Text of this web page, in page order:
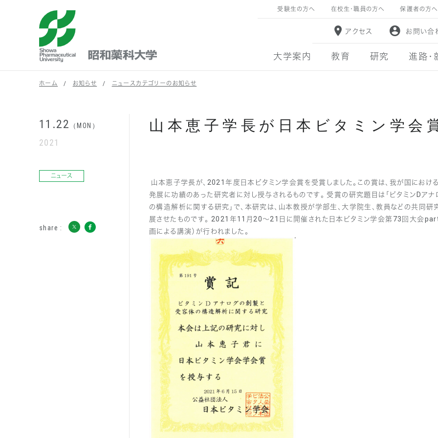
受験生の方へ 在校生・職員の方へ 保護者の方へ
アクセス お問い合
大学案内 教育 研究 進路・
ホーム お知らせ ニュースカテゴリーのお知らせ
11.22 （MON）
2021
ニュース
share :
山本恵子学長が日本ビタミン学会
山本恵子学長が、2021年度日本ビタミン学会賞を受賞しました。この賞は、我が国におけ
発展に功績のあった研究者に対し授与されるものです。 受賞の研究題目は「ビタミンDア
の構造解析に関する研究」で、本研究は、山本教授が学部生、大学院生、教員などの共同研
展させたものです。 2021年11月20～21日に開催された日本ビタミン学会第73回大会
画による講演）が行われました。